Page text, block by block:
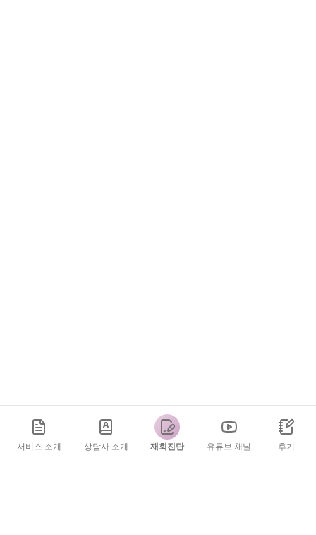
서비스 소개 상담사 소개 재회진단 유튜브 채널 후기